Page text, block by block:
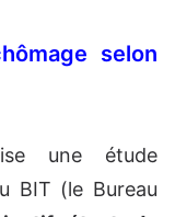
selon
une étude
BIT (le Bureau